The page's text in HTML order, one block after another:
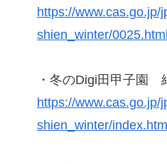
https://www.cas.go.jp/
shien_winter/0025.html
・冬のDigi田甲子園
https://www.cas.go.jp/
shien_winter/index.html